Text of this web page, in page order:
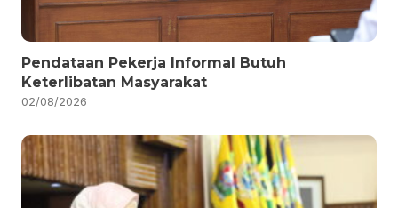
Pendataan Pekerja Informal Butuh
Keterlibatan Masyarakat
02/08/2026